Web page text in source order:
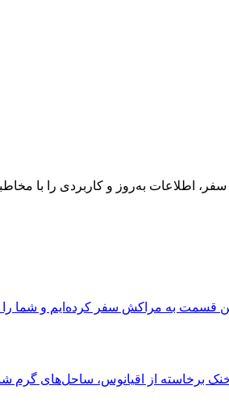
قسمت به مراکش سفر کرده‌ایم و شما
خنک برخاسته از اقیانوس، ساحل‌های